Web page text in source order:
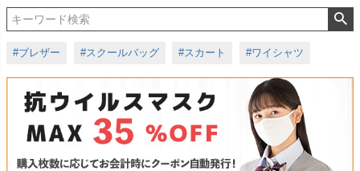
#ブレザー #スクールバッグ #スカート #ワイシャツ